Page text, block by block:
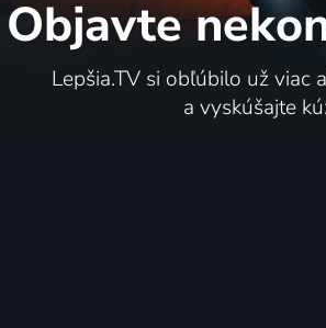
TV
Objavte
Lepšia.TV si obľúbilo už viac
a vyskúšajte